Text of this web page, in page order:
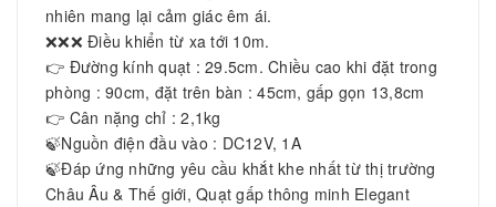
nhiên mang lại cảm giác êm ái.
❌❌❌ Điều khiển từ xa tới 10m.
👉 Đường kính quạt : 29.5cm. Chiều cao khi đặt trong
phòng : 90cm, đặt trên bàn : 45cm, gấp gọn 13,8cm
👉 Cân nặng chỉ : 2,1kg
🍃Nguồn điện đầu vào : DC12V, 1A
🍃Đáp ứng những yêu cầu khắt khe nhất từ thị trường
Châu Âu & Thế giới, Quạt gấp thông minh Elegant